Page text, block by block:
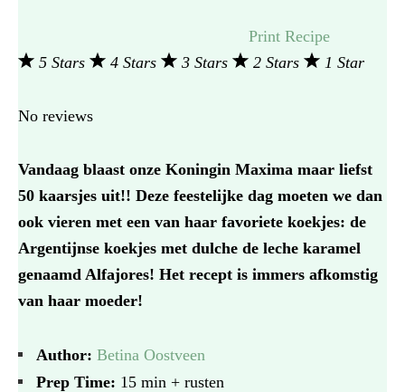
Print Recipe
5 Stars
4 Stars 3 Stars 2 Stars 1 Star
No reviews
Vandaag blaast onze Koningin Maxima maar liefst
50 kaarsjes uit!! Deze feestelijke dag moeten we dan
ook vieren met een van haar favoriete koekjes: de
Argentijnse koekjes met dulche de leche karamel
genaamd Alfajores! Het recept is immers afkomstig
van haar moeder!
Author: Betina Oostveen
Prep Time: 15 min + rusten